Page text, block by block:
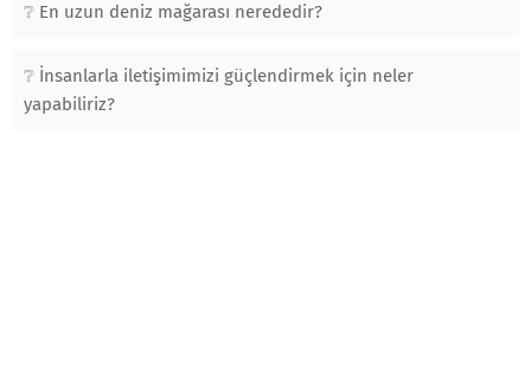
En uzun deniz mağarası nerededir?
İnsanlarla iletişimimizi güçlendirmek için neler
yapabiliriz?